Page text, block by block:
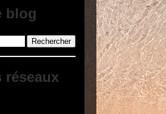
blog
réseaux